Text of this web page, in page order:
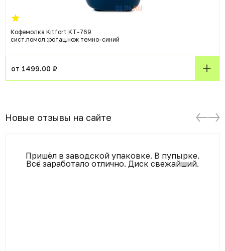
Кофемолка Kitfort KT-769
сист.помол.:ротац.нож темно-синий
от 1499.00 ₽
Новые отзывы на сайте
Пришёл в заводской упаковке. В пупырке.
Всё заработало отлично. Диск свежайший.